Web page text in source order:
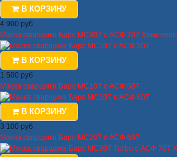
В КОРЗИНУ
4 900 руб
Маска сварщика Барс МС307 с АСФ 707 Хамелеон
В КОРЗИНУ
1 500 руб
Маска сварщика Барс МС107 с АСФ 507
В КОРЗИНУ
3 100 руб
Маска сварщика Барс МС207 с АСФ 607